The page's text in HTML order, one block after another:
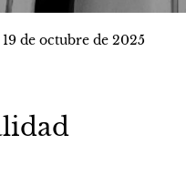
19 de octubre de 2025